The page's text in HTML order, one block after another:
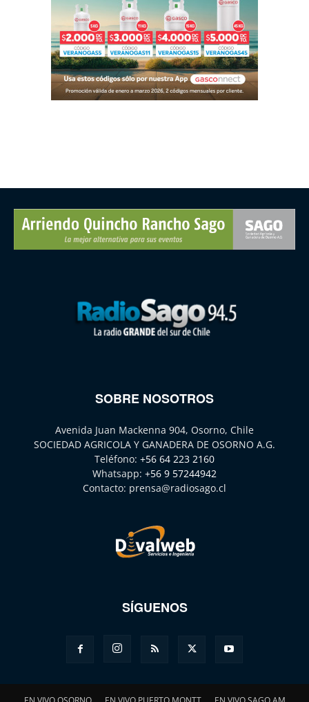
SOBRE NOSOTROS
Avenida Juan Mackenna 904, Osorno, Chile
SOCIEDAD AGRICOLA Y GANADERA DE OSORNO A.G.
Teléfono: +56 64 223 2160
Whatsapp: +56 9 57244942
Contacto: prensa@radiosago.cl
SÍGUENOS